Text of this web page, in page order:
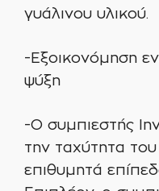
γυάλινου υλικού.
-Εξοικονόμηση
ψύξη
-Ο συμπιεστής
την ταχύτητα του
επιθυμητά